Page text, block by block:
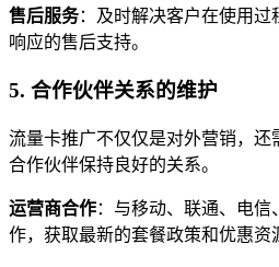
售后服务：及时解决客户在使用过
响应的售后支持。
5. 合作伙伴关系的维护
流量卡推广不仅仅是对外营销，
合作伙伴保持良好的关系。
运营商合作：与移动、联通、电
作，获取最新的套餐政策和优惠资